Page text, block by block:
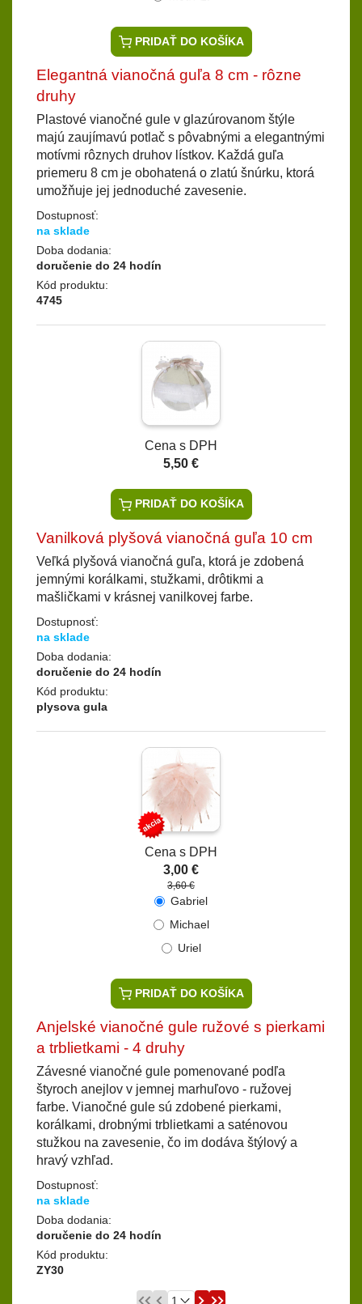
PRIDAŤ DO KOŠÍKA
Elegantná vianočná guľa 8 cm - rôzne
druhy
Plastové vianočné gule v glazúrovanom štýle
majú zaujímavú potlač s pôvabnými a elegantnými
motívmi rôznych druhov lístkov. Každá guľa
priemeru 8 cm je obohatená o zlatú šnúrku, ktorá
umožňuje jej jednoduché zavesenie.
Dostupnosť:
na sklade
Doba dodania:
doručenie do 24 hodín
Kód produktu:
4745
Cena s DPH
5,50 €
PRIDAŤ DO KOŠÍKA
Vanilková plyšová vianočná guľa 10 cm
Veľká plyšová vianočná guľa, ktorá je zdobená
jemnými korálkami, stužkami, drôtikmi a
mašličkami v krásnej vanilkovej farbe.
Dostupnosť:
na sklade
Doba dodania:
doručenie do 24 hodín
Kód produktu:
plysova gula
Cena s DPH
3,00 €
3,60 €
Gabriel
Michael
Uriel
PRIDAŤ DO KOŠÍKA
Anjelské vianočné gule ružové s pierkami
a trblietkami - 4 druhy
Závesné vianočné gule pomenované podľa
štyroch anejlov v jemnej marhuľovo - ružovej
farbe. Vianočné gule sú zdobené pierkami,
korálkami, drobnými trblietkami a saténovou
stužkou na zavesenie, čo im dodáva štýlový a
hravý vzhľad.
Dostupnosť:
na sklade
Doba dodania:
doručenie do 24 hodín
Kód produktu:
ZY30